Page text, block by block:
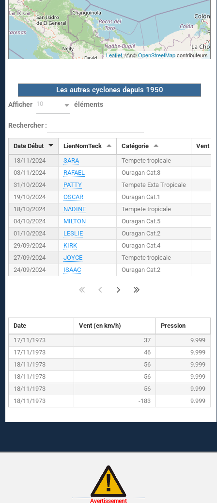
Leaflet, \r\n©OpenStreetMapcontributeurs
Les autres cyclones depuis 1950
Afficher 10 éléments
Rechercher :
Date Début LienNomTeck Catégorie Vent (
13/11/2024
SARA
Tempete tropicale
03/11/2024
RAFAEL
Ouragan Cat.3
31/10/2024
PATTY
Tempete Exta Tropicale
19/10/2024
OSCAR
Ouragan Cat.1
18/10/2024
NADINE
Tempete tropicale
04/10/2024
MILTON
Ouragan Cat.5
01/10/2024
LESLIE
Ouragan Cat.2
29/09/2024
KIRK
Ouragan Cat.4
27/09/2024
JOYCE
Tempete tropicale
24/09/2024
ISAAC Ouragan Cat.2
Date Vent (en km/h)
Pression
17/11/1973
37
9.999
17/11/1973
46
9.999
18/11/1973
56
9.999
18/11/1973
56
9.999
18/11/1973
56
9.999
18/11/1973
-183 9.999
Avertissement